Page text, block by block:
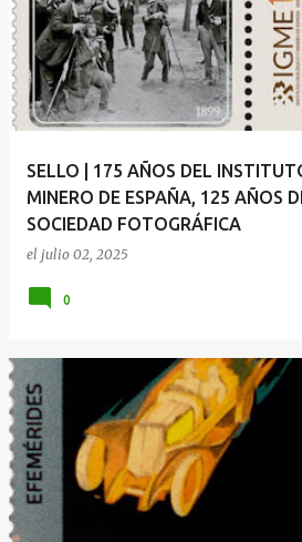
SELLO | 175 AÑOS DEL
MINERO DE ESPAÑA, 125 AÑOS
SOCIEDAD FOTOGRÁFICA
el julio 02, 2025
0